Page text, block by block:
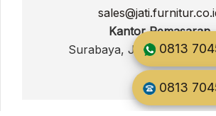
Kantor Pemasaran
Surabaya, Jawa Timur,
0813
0813